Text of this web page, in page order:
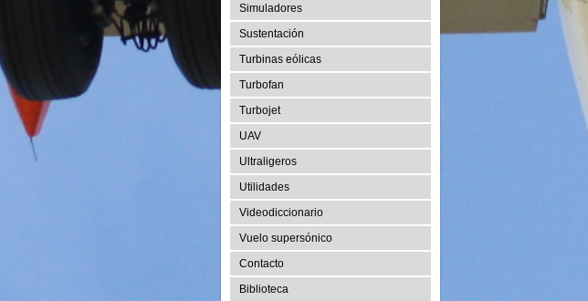
Simuladores
Sustentación
Turbinas eólicas
Turbofan
Turbojet
UAV
Ultraligeros
Utilidades
Videodiccionario
Vuelo supersónico
Contacto
Biblioteca